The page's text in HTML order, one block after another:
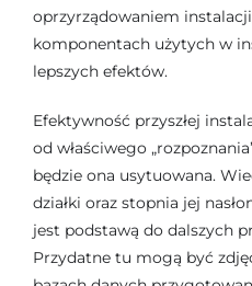
oprzyrządowaniem
komponentach użytych w
lepszych efektów.
Efektywność przyszłej
od właściwego
będzie ona usytuowana.
działki oraz stopnia jej
jest podstawą do dalszych
Przydatne tu mogą być